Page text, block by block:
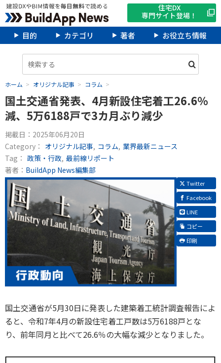
住宅DX
専門サイト登場！
目的 カテゴリ 著者 お役立ち情報
ホーム オリジナル記事 コラム
国土交通省発表、4月新設住宅着工26.6％
減、5万6188戸で3カ月ぶり減少
掲載日： 2025年06月20日
Category： オリジナル記事 コラム 業界最新ニュース
Tag： 政策・行政 最前線リポート
著者： BuildApp News編集部
Twitter
Facebook
LINE
コピー
印刷
国土交通省が5月30日に発表した建築着工統計調査報告によ
ると、令和7年4月の新設住宅着工戸数は5万6188戸とな
り、前年同月と比べて26.6％の大幅な減少となりました。